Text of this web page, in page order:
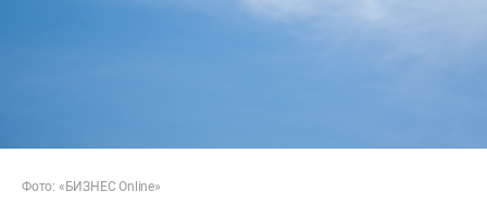
Фото: «БИЗНЕС Online»